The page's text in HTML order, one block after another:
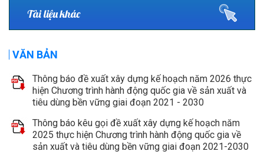
Tài liệu khác
VĂN BẢN
Thông báo đề xuất xây dựng kế hoạch năm 2026 thực
hiện Chương trình hành động quốc gia về sản xuất và
tiêu dùng bền vững giai đoạn 2021 - 2030
Thông báo kêu gọi đề xuất xây dựng kế hoạch năm
2025 thực hiện Chương trình hành động quốc gia về
sản xuất và tiêu dùng bền vững giai đoạn 2021-2030